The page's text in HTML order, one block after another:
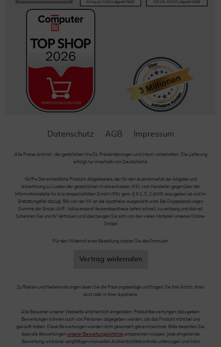
Datenschutz AGB Impressum
Alle Preise sind inkl. der gestzlichen MwSt. Preisänderungen und Irrtum vorbehalten. Die Lieferung
erfolgt nur innerhalb von Deutschland.
*AVP= Der einheitliche Produkt-Abgabepreis, der für den Ausnahmefall der Abgabe und
Abrechnung zu Lasten der gesetzlichen Krankenkassen (KK) vom Hersteller gegenüber der
Informationsstelle für Arzneispezialitäten GmbH (IFA) gem. § III 1, S. 2 AMG anzugeben ist und im
Erstattungsfall abzügl. 5% von der KK an die Apotheke ausgezahlt wird. Bei Doppelpackungen
Summe der Einzel-AVP. Volksversand Versandapotheke liefert schnell, zuverlässig und diskret.
Schenken Sie uns Ihr Vertrauen und überzeugen Sie sich von den vielen Vorteilen unseres Online-
Shops!
Für den Widerruf einer Bestellung nutzen Sie das Formular:
Vertrag widerrufen
Zu Risiken und Nebenwirkungen lesen Sie die Packungsbeilage und fragen Sie Ihre Ärztin, Ihren
Arzt oder in Ihrer Apotheke.
Alle Besucher unserer Webseite sind herzlich eingeladen, Produktbewertungen abzugeben.
Bewertungen können auch von Personen abgegeben werden, die das Produkt nicht bei uns
gekauft haben. Diese Bewertungen werden nicht gesondert gekennzeichnet. Bitte beachten Sie,
dass alle Bewertungen unserer Bewertungsrichtlinie entsprechen müssen. Jede eingehende
Bewertung wird einer sorgfältigen manuellen Authentizitätskontrolle unterzogen und kann